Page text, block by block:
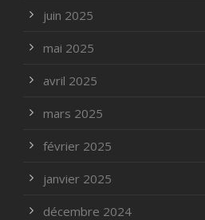
juin 2025
mai 2025
avril 2025
mars 2025
février 2025
janvier 2025
décembre 2024